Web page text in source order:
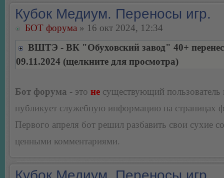
Кубок Медиум. Переносы игр.
БОТ форума » 16 окт 2024, 12:34
ВШТЭ - ВК "Обуховский завод" 40+
09.11.2024 (щелкните для просмотра)
Бот форума - это не существующий пользователь
публикует служебную информацию на страницах
Первого апреля бот решил разбавить свои сухие
ценными комментариями.